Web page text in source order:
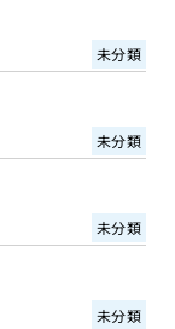
未分類
未分類
未分類
未分類